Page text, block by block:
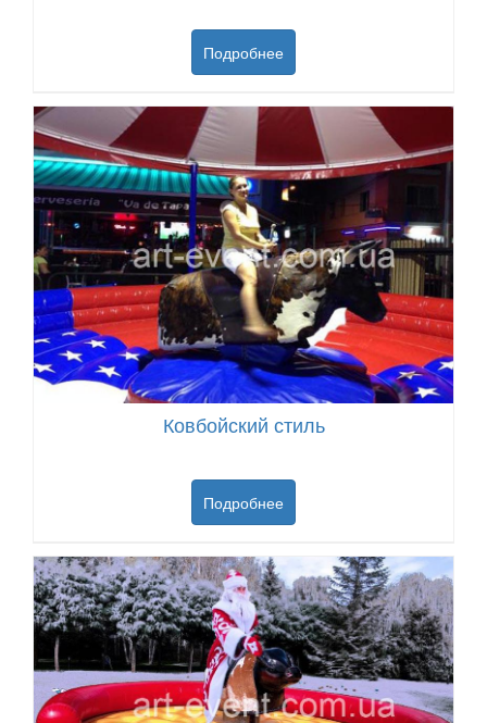
Подробнее
Ковбойский стиль
Подробнее